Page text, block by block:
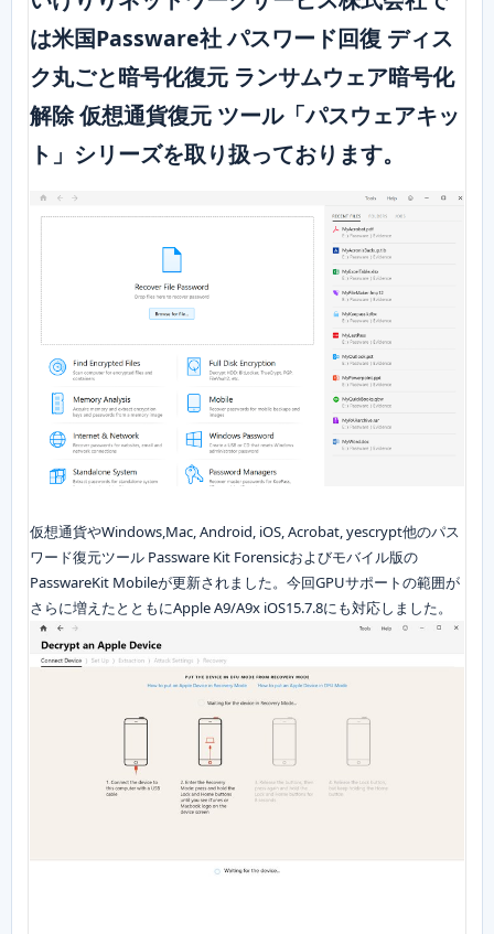
は米国Passware社 パスワード回復 ディス
ク丸ごと暗号化復元 ランサムウェア暗号化
解除 仮想通貨復元 ツール「パスウェアキッ
ト」シリーズを取り扱っております。
仮想通貨やWindows,Mac, Android, iOS, Acrobat, yescrypt他のパス
ワード復元ツール Passware Kit Forensicおよびモバイル版の
PasswareKit Mobileが更新されました。今回GPUサポートの範囲が
さらに増えたとともにApple A9/A9x iOS15.7.8にも対応しました。